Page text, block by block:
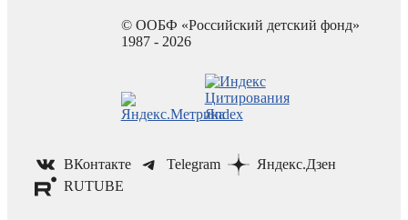
© ООБФ «Российский детский фонд»
1987 - 2026
ВКонтакте Telegram
Яндекс.Дзен
RUTUBE